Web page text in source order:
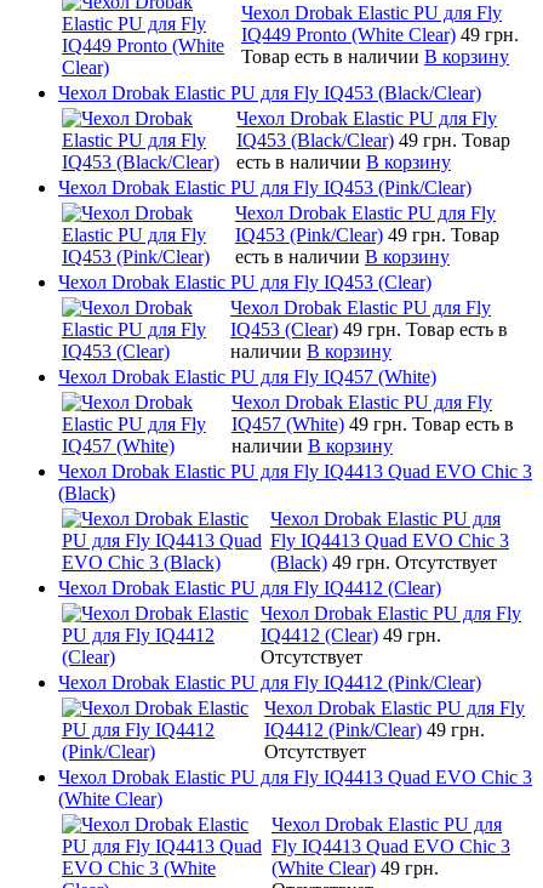
Чехол Drobak Elastic PU для Fly
IQ449 Pronto (White Clear) 49 грн.
Товар есть в наличии В корзину
Чехол Drobak Elastic PU для Fly IQ453 (Black/Clear)
Чехол Drobak Elastic PU для Fly
IQ453 (Black/Clear) 49 грн. Товар
есть в наличии В корзину
Чехол Drobak Elastic PU для Fly IQ453 (Pink/Clear)
Чехол Drobak Elastic PU для Fly
IQ453 (Pink/Clear) 49 грн. Товар
есть в наличии В корзину
Чехол Drobak Elastic PU для Fly IQ453 (Clear)
Чехол Drobak Elastic PU для Fly
IQ453 (Clear) 49 грн. Товар есть в
наличии В корзину
Чехол Drobak Elastic PU для Fly IQ457 (White)
Чехол Drobak Elastic PU для Fly
IQ457 (White) 49 грн. Товар есть в
наличии В корзину
Чехол Drobak Elastic PU для Fly IQ4413 Quad EVO Chic 3
(Black)
Чехол Drobak Elastic PU для
Fly IQ4413 Quad EVO Chic 3
(Black) 49 грн. Отсутствует
Чехол Drobak Elastic PU для Fly IQ4412 (Clear)
Чехол Drobak Elastic PU для Fly
IQ4412 (Clear) 49 грн.
Отсутствует
Чехол Drobak Elastic PU для Fly IQ4412 (Pink/Clear)
Чехол Drobak Elastic PU для Fly
IQ4412 (Pink/Clear) 49 грн.
Отсутствует
Чехол Drobak Elastic PU для Fly IQ4413 Quad EVO Chic 3
(White Clear)
Чехол Drobak Elastic PU для
Fly IQ4413 Quad EVO Chic 3
(White Clear) 49 грн.